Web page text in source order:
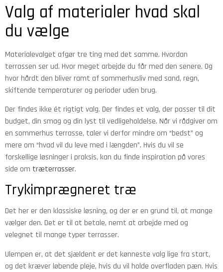
Valg af materialer hvad skal
du vælge
Materialevalget afgør tre ting med det samme. Hvordan
terrassen ser ud. Hvor meget arbejde du får med den senere. Og
hvor hårdt den bliver ramt af sommerhusliv med sand, regn,
skiftende temperaturer og perioder uden brug.
Der findes ikke ét rigtigt valg. Der findes et valg, der passer til dit
budget, din smag og din lyst til vedligeholdelse. Når vi rådgiver om
en sommerhus terrasse, taler vi derfor mindre om “bedst” og
mere om “hvad vil du leve med i længden”. Hvis du vil se
forskellige løsninger i praksis, kan du finde inspiration på vores
side om træterrasser.
Trykimprægneret træ
Det her er den klassiske løsning, og der er en grund til, at mange
vælger den. Det er til at betale, nemt at arbejde med og
velegnet til mange typer terrasser.
Ulempen er, at det sjældent er det kønneste valg lige fra start,
og det kræver løbende pleje, hvis du vil holde overfladen pæn. Hvis